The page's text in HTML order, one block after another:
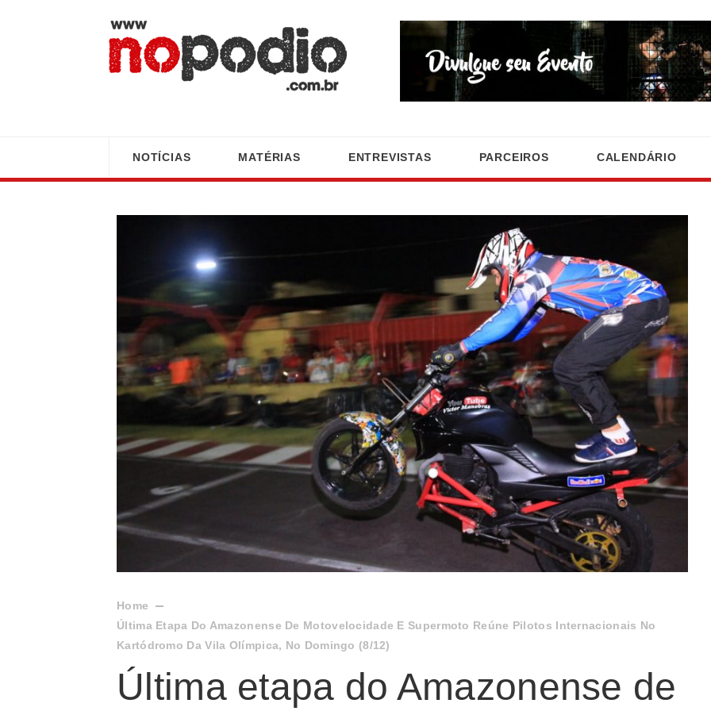
NOTÍCIAS MATÉRIAS ENTREVISTAS PARCEIROS CALENDÁRIO
Home
Última Etapa Do Amazonense De Motovelocidade E Supermoto Reúne Pilotos Internacionais No
Kartódromo Da Vila Olímpica, No Domingo (8/12)
Última etapa do Amazonense de